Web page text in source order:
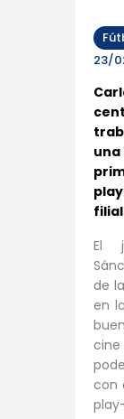
23/
El
de
en
con